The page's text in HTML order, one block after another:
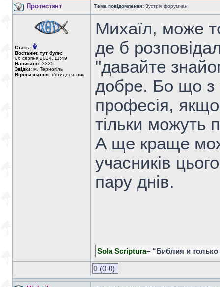
Протестант Тема повідомлення: Зустріч форумчан
Стать:
Востаннє тут були:
06 серпня 2024, 11:49
Написано: 3325
Звідки: м. Тернопіль
Віровизнання: п'ятидесятник
Михаїл, може
де б
"давайте
добре. Бо що з
професія,
тільки можуть
А ще краще
учасників
пару днів.
Sola Scriptura– “Библия и
0 (0-0)